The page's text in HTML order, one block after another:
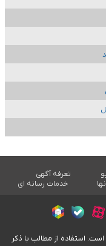
تعرفه آگهی
خدمات رسانه ای
استفاده از مطالب با ذکر